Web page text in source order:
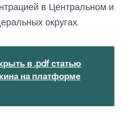
в Центральном и
округах.
в .pdf статью
на платформе